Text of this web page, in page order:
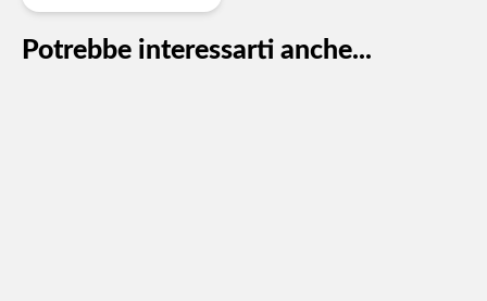
Potrebbe interessarti anche...